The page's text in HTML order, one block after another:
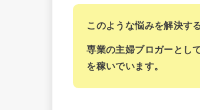
このような悩みを解決す
専業の主婦ブロガーとし
を稼いでいます。